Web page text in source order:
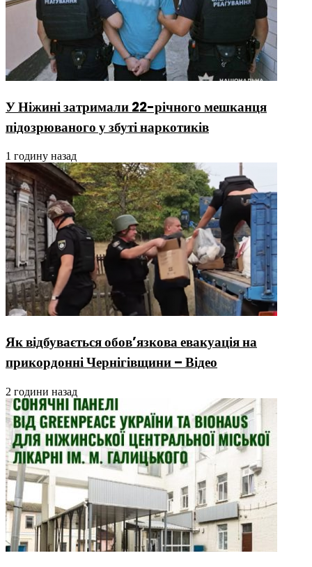
У Ніжині затримали 22-річного мешканця
підозрюваного у збуті наркотиків
1 годину назад
Як відбувається обов’язкова евакуація на
прикордонні Чернігівщини – Відео
2 години назад